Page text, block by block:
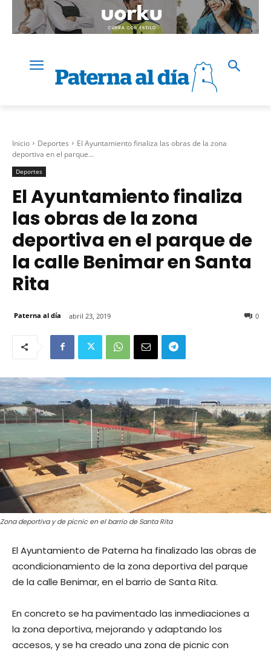
Inicio Deportes
El Ayuntamiento finaliza las obras de la zona
deportiva en el parque...
Deportes
El Ayuntamiento finaliza
las obras de la zona
deportiva en el parque de
la calle Benimar en Santa
Rita
Paterna al día abril 23, 2019 0
Zona deportiva y de picnic en el barrio de Santa Rita
El Ayuntamiento de Paterna ha finalizado las obras de
acondicionamiento de la zona deportiva del parque
de la calle Benimar, en el barrio de Santa Rita.
En concreto se ha pavimentado las inmediaciones a
la zona deportiva, mejorando y adaptando los
accesos, y se ha creado una zona de picnic con